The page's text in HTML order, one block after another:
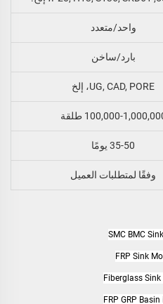
واحد/متعدد
بارد/ساخن
UG, CAD, PORE، إلخ
1,000,000 طلقة
35-50 يومًا
وفقًا لمتطلبات العميل